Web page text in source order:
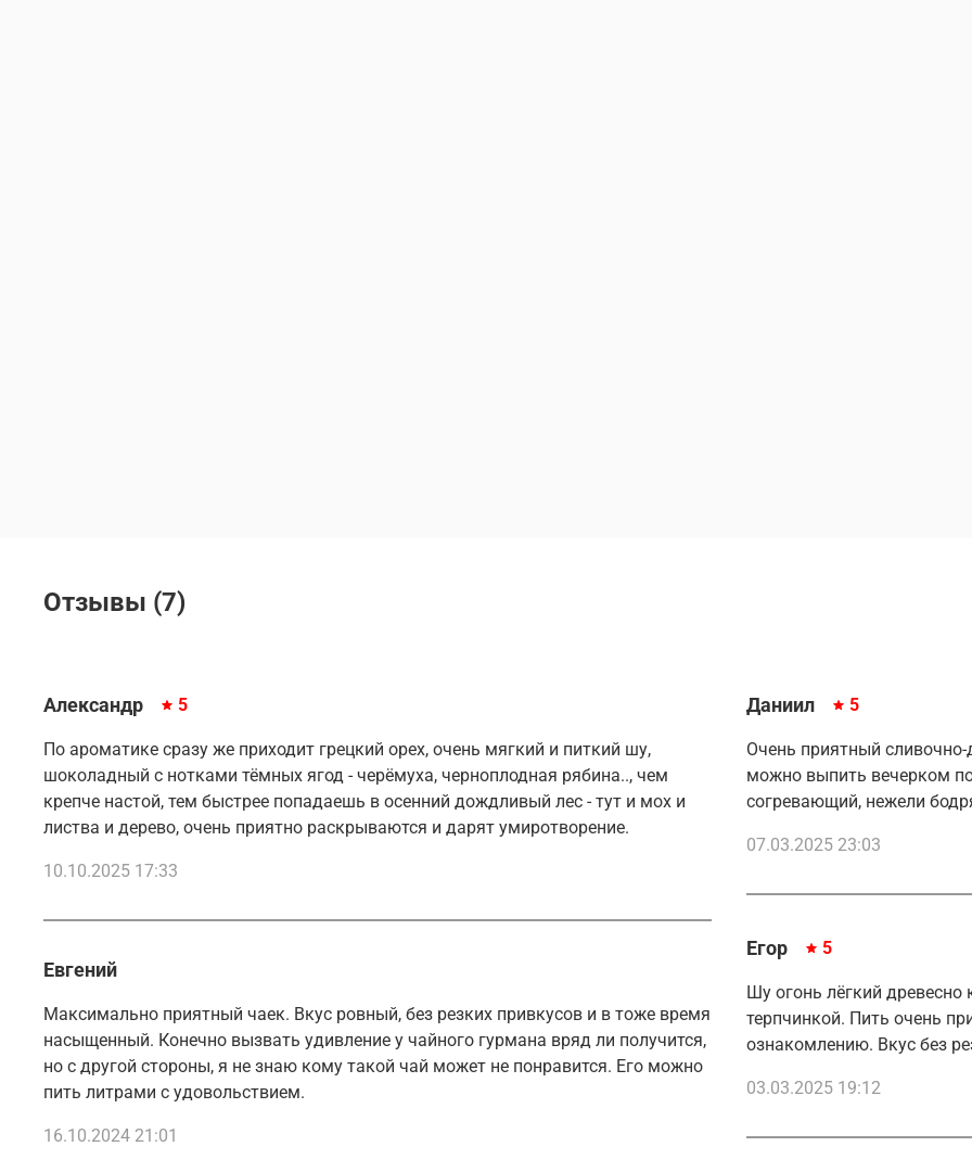
Отзывы (7)
Александр 5
По ароматике сразу же приходит грецкий орех, очень мягкий и питкий шу,
шоколадный с нотками тёмных ягод - черёмуха, черноплодная рябина.., чем
крепче настой, тем быстрее попадаешь в осенний дождливый лес - тут и мох и
листва и дерево, очень приятно раскрываются и дарят умиротворение.
10.10.2025 17:33
Даниил 5
Очень приятный
можно выпить вечерком
согревающий, нежели
07.03.2025 23:03
Егор 5
Шу огонь лёгкий
терпчинкой. Пить очень
ознакомлению. Вкус без
03.03.2025 19:12
Евгений
Максимально приятный чаек. Вкус ровный, без резких привкусов и в тоже время
насыщенный. Конечно вызвать удивление у чайного гурмана вряд ли получится,
но с другой стороны, я не знаю кому такой чай может не понравится. Его можно
пить литрами с удовольствием.
16.10.2024 21:01